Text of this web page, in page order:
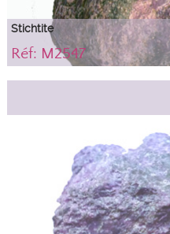
Stichtite
Réf: M2547